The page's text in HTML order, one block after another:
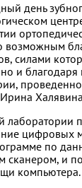
день
возможным
силами
и
лаборатории
цифровых
по
сканером, и
компьютера.